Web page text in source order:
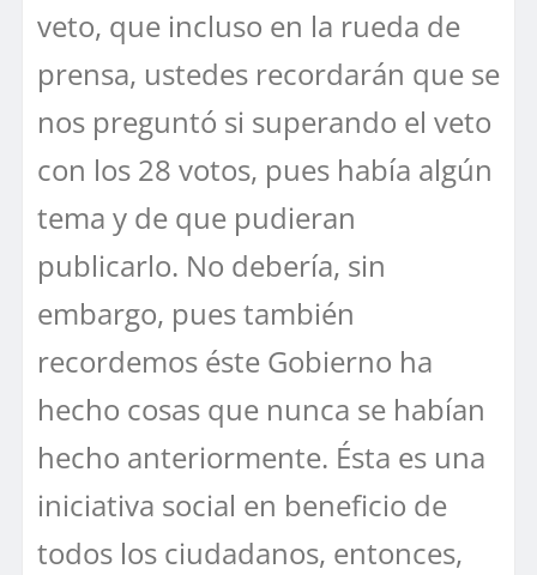
veto, que incluso en la rueda de
prensa, ustedes recordarán que se
nos preguntó si superando el veto
con los 28 votos, pues había algún
tema y de que pudieran
publicarlo. No debería, sin
embargo, pues también
recordemos éste Gobierno ha
hecho cosas que nunca se habían
hecho anteriormente. Ésta es una
iniciativa social en beneficio de
todos los ciudadanos, entonces,